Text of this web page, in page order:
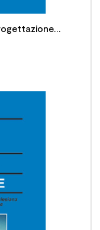
tra storia,